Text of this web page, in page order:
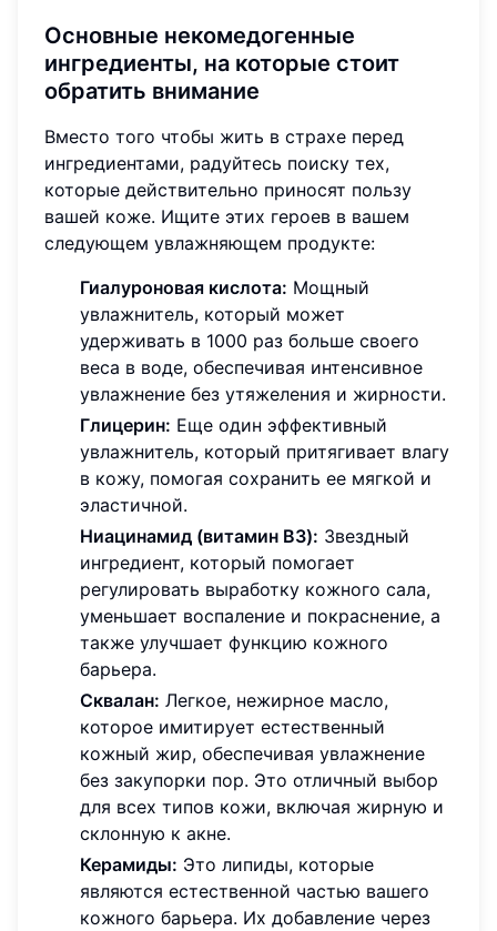
Основные некомедогенные
ингредиенты, на которые стоит
обратить внимание
Вместо того чтобы жить в страхе перед
ингредиентами, радуйтесь поиску тех,
которые действительно приносят пользу
вашей коже. Ищите этих героев в вашем
следующем увлажняющем продукте:
Гиалуроновая кислота: Мощный
увлажнитель, который может
удерживать в 1000 раз больше своего
веса в воде, обеспечивая интенсивное
увлажнение без утяжеления и жирности.
Глицерин: Еще один эффективный
увлажнитель, который притягивает влагу
в кожу, помогая сохранить ее мягкой и
эластичной.
Ниацинамид (витамин B3): Звездный
ингредиент, который помогает
регулировать выработку кожного сала,
уменьшает воспаление и покраснение, а
также улучшает функцию кожного
барьера.
Сквалан: Легкое, нежирное масло,
которое имитирует естественный
кожный жир, обеспечивая увлажнение
без закупорки пор. Это отличный выбор
для всех типов кожи, включая жирную и
склонную к акне.
Керамиды: Это липиды, которые
являются естественной частью вашего
кожного барьера. Их добавление через